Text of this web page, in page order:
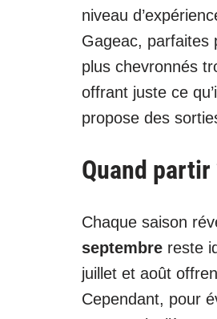
niveau
Gageac, parfaites
plus chevronnés
offrant juste ce
propose des
Quand partir
Chaque saison
septembre reste
juillet et août
Cependant, pour